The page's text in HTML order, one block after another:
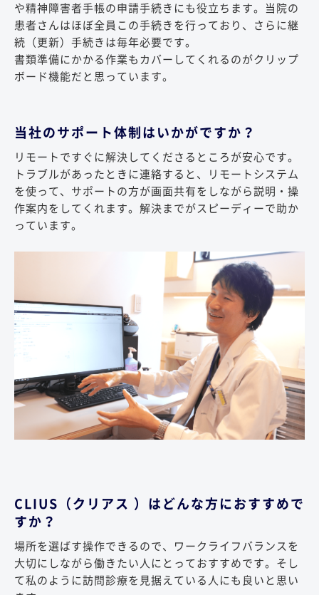
や精神障害者手帳の申請手続きにも役立ちます。当院の
患者さんはほぼ全員この手続きを行っており、さらに継
続（更新）手続きは毎年必要です。
書類準備にかかる作業もカバーしてくれるのがクリップ
ボード機能だと思っています。
当社のサポート体制はいかがですか？
リモートですぐに解決してくださるところが安心です。
トラブルがあったときに連絡すると、リモートシステム
を使って、サポートの方が画面共有をしながら説明・操
作案内をしてくれます。解決までがスピーディーで助か
っています。
CLIUS（クリアス ）はどんな方におすすめで
すか？
場所を選ばす操作できるので、ワークライフバランスを
大切にしながら働きたい人にとっておすすめです。そし
て私のように訪問診療を見据えている人にも良いと思い